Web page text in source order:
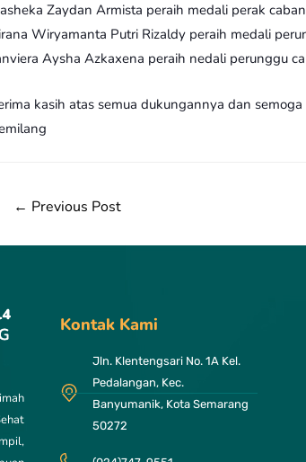
Zaydan Armista peraih medali perak
Wiryamanta Putri Rizaldy peraih medali
Aysha Azkaxena peraih nedali perunggu
kasih atas semua dukungannya dan
← Previous Post
Kontak Kami
Jln. Klentengsari No. 1A Kel.
Pedalangan, Kec.
Banyumanik, Kota Semarang
50272